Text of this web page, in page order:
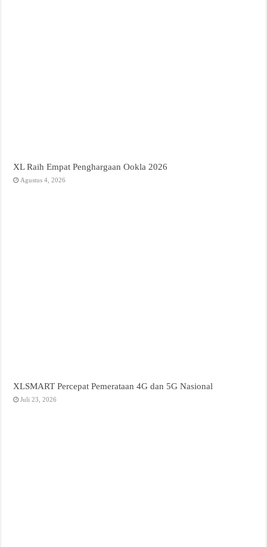
XL Raih Empat Penghargaan Ookla 2026
Agustus 4, 2026
XLSMART Percepat Pemerataan 4G dan 5G Nasional
Juli 23, 2026